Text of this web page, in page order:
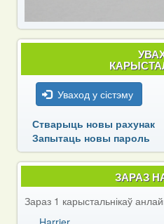
Уваход у сістэму
Стварыць новы рахунак
Запытаць новы пароль
ЗАРАЗ
Зараз 1 карыстальнікаў